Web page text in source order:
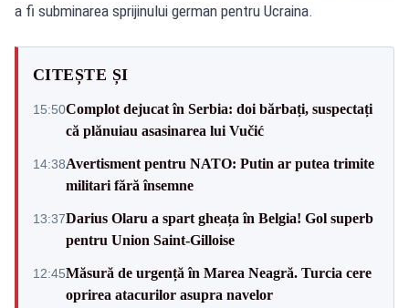
a fi subminarea sprijinului german pentru Ucraina.
CITEȘTE ȘI
15:50Complot dejucat în Serbia: doi bărbați, suspectați
că plănuiau asasinarea lui Vučić
14:38Avertisment pentru NATO: Putin ar putea trimite
militari fără însemne
13:37Darius Olaru a spart gheața în Belgia! Gol superb
pentru Union Saint-Gilloise
12:45Măsură de urgență în Marea Neagră. Turcia cere
oprirea atacurilor asupra navelor